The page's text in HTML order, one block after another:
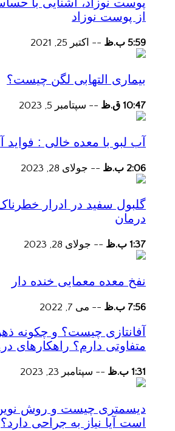
از پوست نوزاد
5:59 ب.ظ -- اکتبر 25, 2021
بیماری التهابی لگن چیست؟
10:47 ق.ظ -- سپتامبر 5, 2023
آب لبو با معده خالی :
2:06 ب.ظ -- جولای 28, 2023
گلبول سفید در ادرار
درمان
1:37 ب.ظ -- جولای 28, 2023
نفخ معده معمایی خنده دار
7:56 ب.ظ -- می 7, 2022
آفانتازی چیست؟ و چکونه
متفاوتی دارم؟ راهکارهای
1:31 ب.ظ -- سپتامبر 23, 2023
دیسمتری چیست و روش
است آیا نیاز به جراحی دارد؟